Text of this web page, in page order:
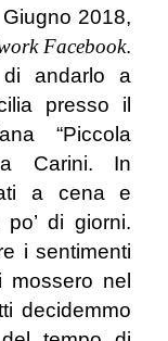
2018,
Facebook.
andarlo a
presso il
“Piccola
Carini. In
a cena e
di giorni.
i sentimenti
nel
decidemmo